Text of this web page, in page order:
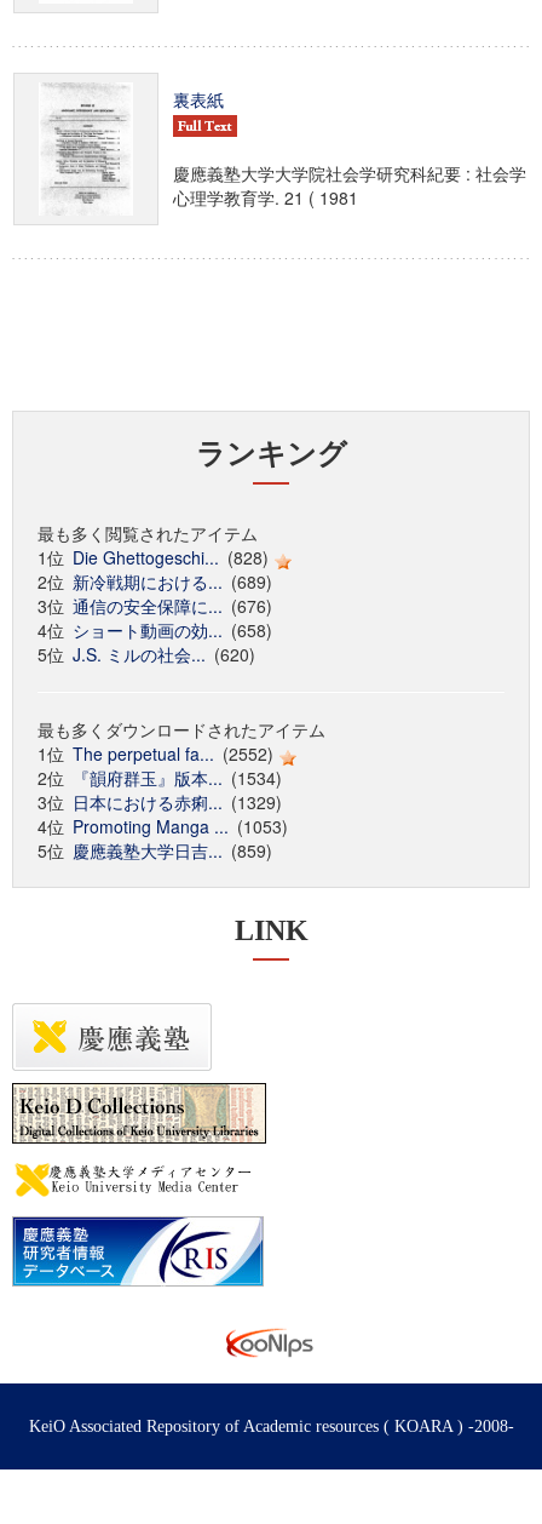
裏表紙
慶應義塾大学大学院社会学研究科紀要 : 社会学
心理学教育学. 21 ( 1981
ランキング
最も多く閲覧されたアイテム
1位 Die Ghettogeschi... (828)
2位 新冷戦期における... (689)
3位 通信の安全保障に... (676)
4位 ショート動画の効... (658)
5位 J.S. ミルの社会... (620)
最も多くダウンロードされたアイテム
1位 The perpetual fa... (2552)
2位
『韻府群玉』版本... (1534)
3位 日本における赤痢... (1329)
4位 Promoting Manga ... (1053)
5位 慶應義塾大学日吉... (859)
LINK
KeiO Associated Repository of Academic resources ( KOARA ) -2008-